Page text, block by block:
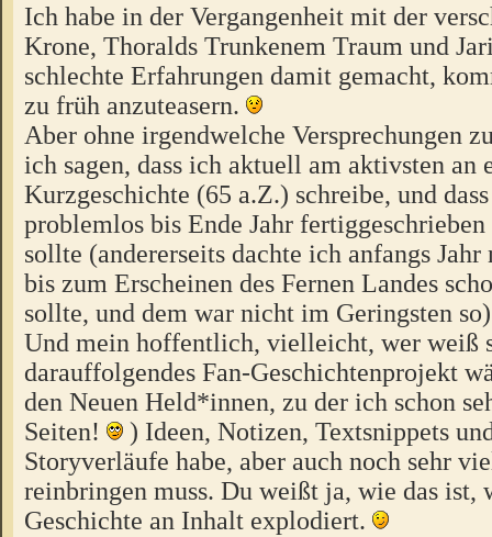
Ich habe in der Vergangenheit mit der
Krone, Thoralds Trunkenem Traum und
schlechte Erfahrungen damit gemacht,
zu früh anzuteasern.
Aber ohne irgendwelche Versprechungen
ich sagen, dass ich aktuell am aktivsten an
Kurzgeschichte (65 a.Z.) schreibe, und
problemlos bis Ende Jahr
sollte (andererseits dachte ich anfangs Jahr
bis zum Erscheinen des Fernen Landes
sollte, und dem war nicht im Geringsten
Und mein hoffentlich, vielleicht, wer weiß
darauffolgendes Fan-Geschichtenprojekt
den Neuen Held*innen, zu der ich schon
Seiten!
) Ideen, Notizen, Textsnippets
Storyverläufe habe, aber auch noch sehr
reinbringen muss. Du weißt ja, wie das ist,
Geschichte an Inhalt explodiert.